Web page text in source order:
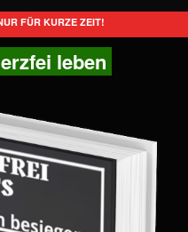
FÜR KURZE ZEIT!
leben